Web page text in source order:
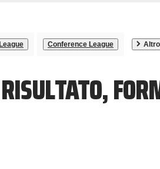
Conference League Altro